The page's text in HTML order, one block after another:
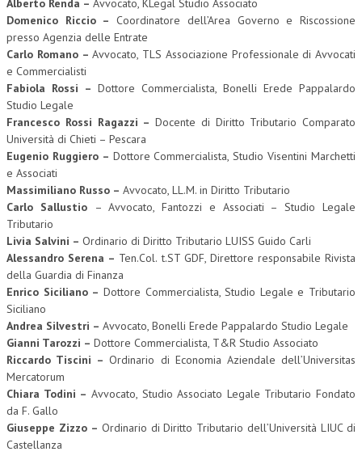
Alberto Renda – Avvocato, KLegal Studio Associato
Domenico Riccio –Coordinatore dell’Area Governo e Riscossione
presso Agenzia delle Entrate
Carlo Romano –Avvocato, TLS Associazione Professionale di Avvocati
e Commercialisti
Fabiola Rossi – Dottore Commercialista, Bonelli Erede Pappalardo
Studio Legale
Francesco Rossi Ragazzi – Docente di Diritto Tributario Comparato
Università di Chieti – Pescara
Eugenio Ruggiero – Dottore Commercialista, Studio Visentini Marchetti
e Associati
Massimiliano Russo – Avvocato, LL.M. in Diritto Tributario
Carlo Sallustio
– Avvocato, Fantozzi e Associati – Studio Legale
Tributario
Livia Salvini – Ordinario di Diritto Tributario LUISS Guido Carli
Alessandro Serena – Ten.Col. t.ST GDF, Direttore responsabile Rivista
della Guardia di Finanza
Enrico Siciliano – Dottore Commercialista, Studio Legale e Tributario
Siciliano
Andrea Silvestri – Avvocato, Bonelli Erede Pappalardo Studio Legale
Gianni Tarozzi – Dottore Commercialista, T&R Studio Associato
Riccardo Tiscini –Ordinario di Economia Aziendale dell’Universitas
Mercatorum
Chiara Todini – Avvocato, Studio Associato Legale Tributario Fondato
da F. Gallo
Giuseppe Zizzo – Ordinario di Diritto Tributario dell’Università LIUC di
Castellanza